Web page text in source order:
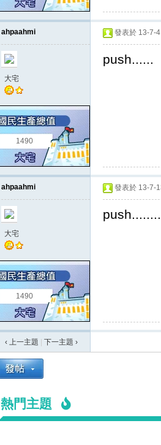
ahpaahmi
大宅
1490
發表於 13-7-
push......
ahpaahmi
大宅
1490
發表於 13-7-
‹ 上一主題 下一主題 ›
熱門主題